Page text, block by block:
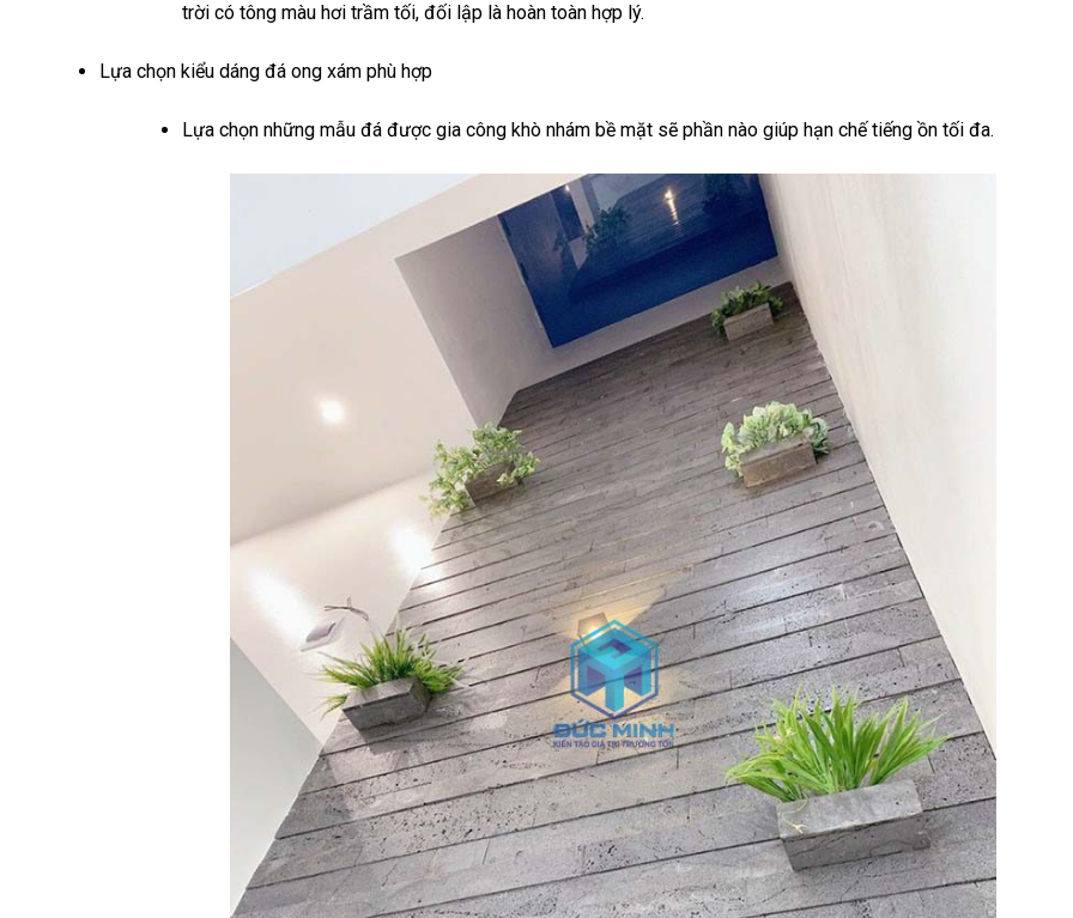
trời có tông màu hơi trầm tối, đối lập là hoàn toàn hợp lý.
Lựa chọn kiểu dáng đá ong xám phù hợp
Lựa chọn những mẫu đá được gia công khò nhám bề mặt sẽ phần nào giúp hạn chế tiếng ồn tối đa.